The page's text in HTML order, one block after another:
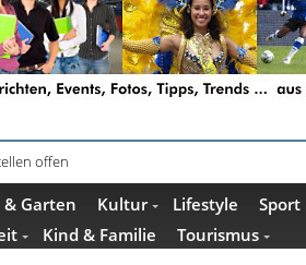
offen
& Garten Kultur Lifestyle Sport
Kind & Familie Tourismus